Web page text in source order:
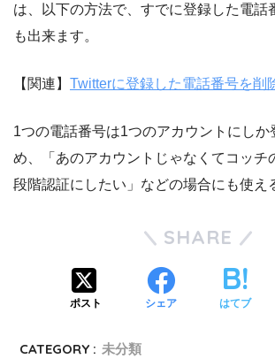
は、以下の方法で、すでに登録した電話
も出来ます。
【関連】 Twitterに登録した電話番号を削
1つの電話番号は1つのアカウントにしか
め、「あのアカウントじゃなくてコッチ
段階認証にしたい」などの場合にも使え
SHARE
ポスト シェア はてブ
CATEGORY : 未分類